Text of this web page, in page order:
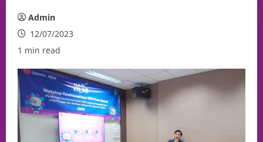
Admin
12/07/2023
1 min read